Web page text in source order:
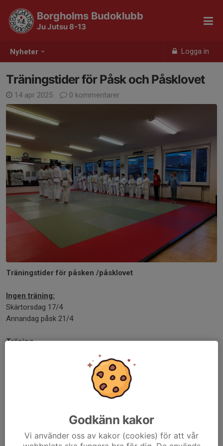
Nyheter Logga in
Borgholms Budoklubb
Ju Jutsu 8-13
Träningstider för Påsk och Påsklovet
14 apr 2025 0 kommentarer
Träningstider för påsken /påsklovet
Ingen träning:
Skärtorsdag 17/4
Annandag påsk 21/4
Träning
Vårmon i Nybro för de som anmält sig:
Godkänn kakor
Vi använder oss av kakor (cookies) för att vår